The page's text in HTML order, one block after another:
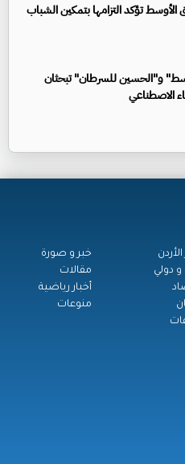
تؤكد التزامها بتمكين الشباب
و"الحسين للسرطان" تبحثان
الاصطناعي
الأردن
و دولي
خبر و صورة
مقالات
أخبار رياضية
منوعات